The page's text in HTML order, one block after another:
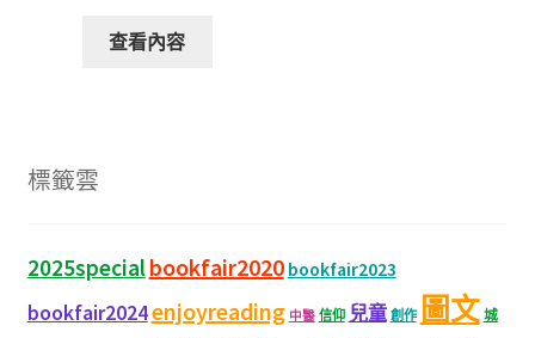
查看內容
標籤雲
2025specialbookfair2020 bookfair2023
bookfair2024enjoyreading 中醫 信仰 兒童 創作 圖文 城